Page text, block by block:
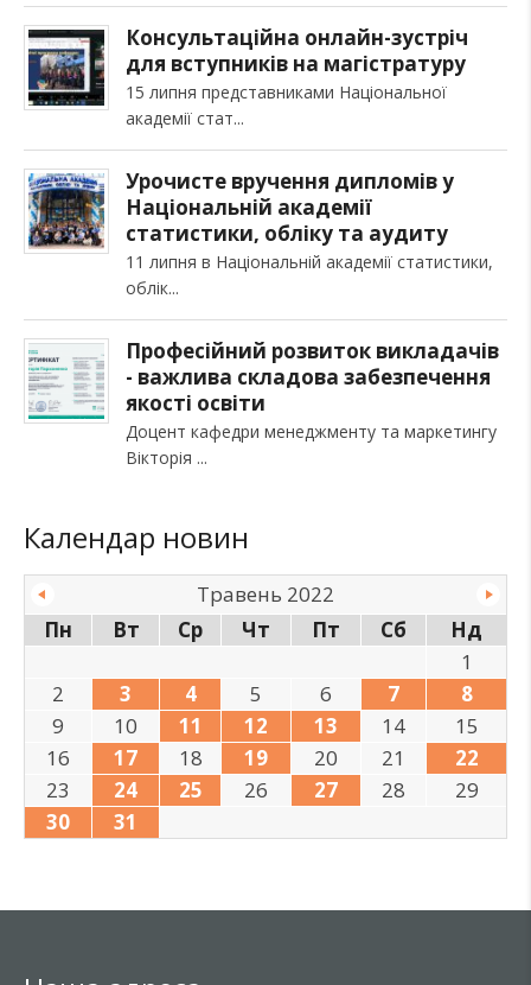
Консультаційна онлайн-зустріч
для вступників на магістратуру
15 липня представниками Національної
академії стат
Урочисте вручення дипломів у
Національній академії
статистики, обліку та аудиту
11 липня в Національній академії статистики,
облік
Професійний розвиток викладачів
- важлива складова забезпечення
якості освіти
Доцент кафедри менеджменту та маркетингу
Вікторія
Календар новин
Травень 2022
Пн
Вт Ср Чт Пт Сб
Нд
1
2
3 4 5 6 7
8
9
10 11 12 13 14
15
16
17 18 19 20 21
22
23
24 25 26 27 28
29
30
31